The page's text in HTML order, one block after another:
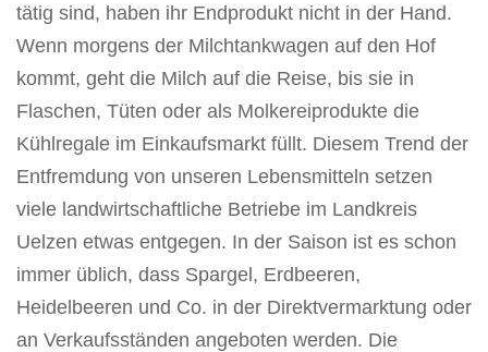
tätig sind, haben ihr Endprodukt nicht in der Hand.
Wenn morgens der Milchtankwagen auf den Hof
kommt, geht die Milch auf die Reise, bis sie in
Flaschen, Tüten oder als Molkereiprodukte die
Kühlregale im Einkaufsmarkt füllt. Diesem Trend der
Entfremdung von unseren Lebensmitteln setzen
viele landwirtschaftliche Betriebe im Landkreis
Uelzen etwas entgegen. In der Saison ist es schon
immer üblich, dass Spargel, Erdbeeren,
Heidelbeeren und Co. in der Direktvermarktung oder
an Verkaufsständen angeboten werden. Die